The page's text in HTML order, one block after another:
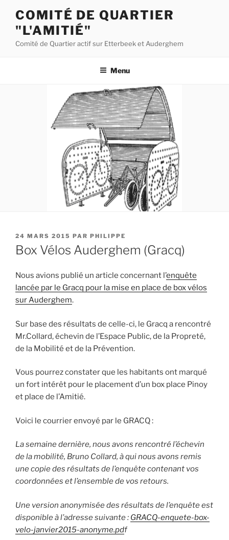
contenu
principal
COMITÉ DE QUARTIER
"L'AMITIÉ"
Comité de Quartier actif sur Etterbeek et Auderghem
Menu
PUBLIÉ
LE
24 MARS 2015 PAR PHILIPPE
Box Vélos Auderghem (Gracq)
Nous avions publié un article concernant l’enquête
lancée par le Gracq pour la mise en place de box vélos
sur Auderghem.
Sur base des résultats de celle-ci, le Gracq a rencontré
Mr.Collard, échevin de l’Espace Public, de la Propreté,
de la Mobilité et de la Prévention.
Vous pourrez constater que les habitants ont marqué
un fort intérêt pour le placement d’un box place Pinoy
et place de l’Amitié.
Voici le courrier envoyé par le GRACQ :
La semaine dernière, nous avons rencontré l’échevin
de la mobilité, Bruno Collard, à qui nous avons remis
une copie des résultats de l’enquête contenant vos
coordonnées et l’ensemble de vos retours.
Une version anonymisée des résultats de l’enquête est
disponible à l’adresse suivante : GRACQ-enquete-box-
velo-janvier2015-anonyme.pdf